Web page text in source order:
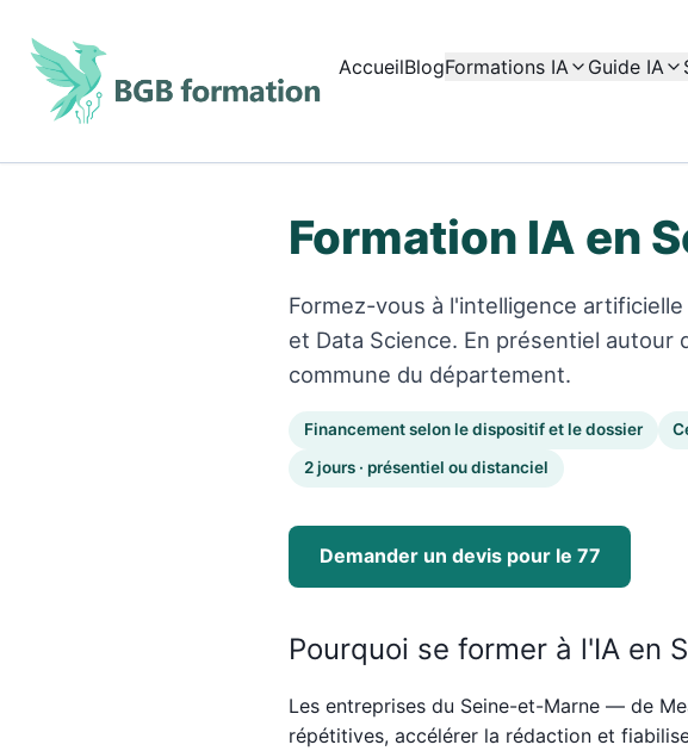
AccueilBlogFormations IA Guide IA
Formation IA en
Formez-vous à l'intelligence
et Data Science. En présentiel autour
commune du département.
Financement selon le dispositif et le dossier
2 jours · présentiel ou distanciel
Demander un devis pour le 77
Pourquoi se former à l'IA en
Les entreprises du Seine-et-Marne — de
répétitives, accélérer la rédaction et